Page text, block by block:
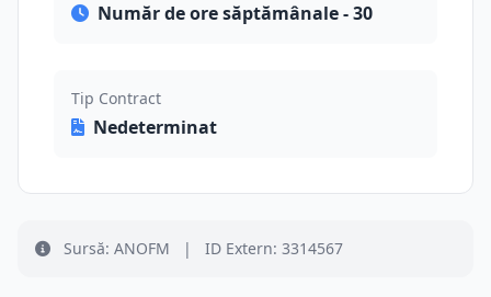
Număr de ore săptămânale - 30
Tip Contract
Nedeterminat
Sursă: ANOFM | ID Extern: 3314567